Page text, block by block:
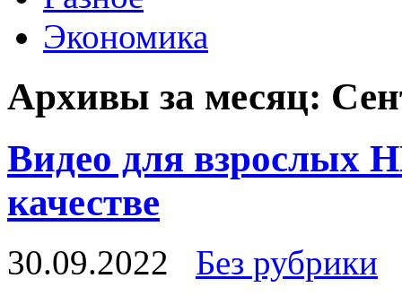
Экономика
Архивы за месяц:
Видео для взрослых
качестве
30.09.2022
Без рубрики